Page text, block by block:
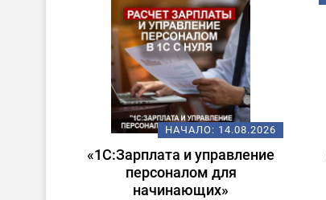
НАЧАЛО: 14.08.2026
«1С:Зарплата и управление
персоналом для
начинающих»